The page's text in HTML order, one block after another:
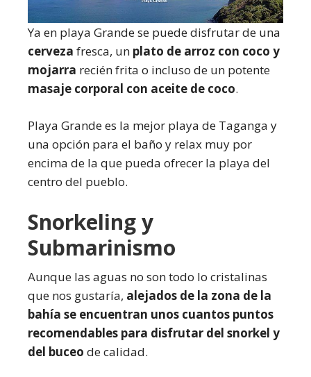
Ya en playa Grande se puede disfrutar de una
cerveza fresca, un plato de arroz con coco y
mojarra recién frita o incluso de un potente
masaje corporal con aceite de coco.
Playa Grande es la mejor playa de Taganga y
una opción para el baño y relax muy por
encima de la que pueda ofrecer la playa del
centro del pueblo.
Snorkeling y
Submarinismo
Aunque las aguas no son todo lo cristalinas
que nos gustaría, alejados de la zona de la
bahía se encuentran unos cuantos puntos
recomendables para disfrutar del snorkel y
del buceo de calidad.